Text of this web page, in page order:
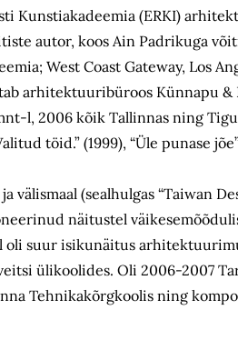
Kunstiakadeemia (ERKI)
autor, koos Ain Padrikuga
West Coast Gateway, Los
arhitektuuribüroos Künnapu
l, 2006 kõik Tallinnas ning
töid.” (1999), “Üle punase
(sealhulgas “Taiwan
näitustel
oli suur isikunäitus
ülikoolides. Oli 2006-2007
Tehnikakõrgkoolis ning